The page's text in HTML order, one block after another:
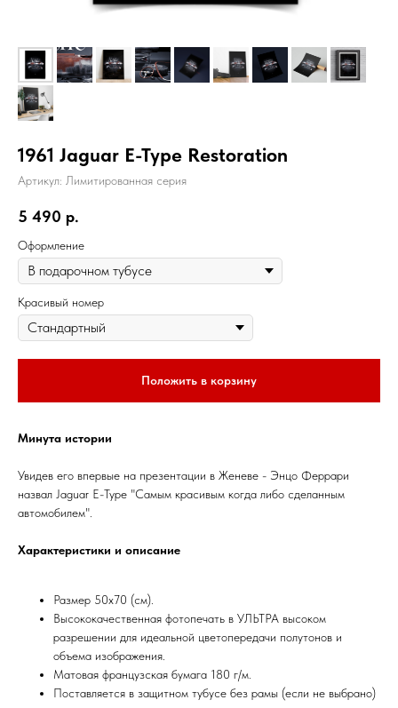
1961 Jaguar E-Type Restoration
Артикул: Лимитированная серия
5 490 р.
Оформление
Красивый номер
Положить в корзину
Минута истории
Увидев его впервые на презентации в Женеве - Энцо Феррари
назвал Jaguar E-Type "Самым красивым когда либо сделанным
автомобилем".
Характеристики и описание
Размер 50х70 (см).
Высококачественная фотопечать в УЛЬТРА высоком
разрешении для идеальной цветопередачи полутонов и
объема изображения.
Матовая французская бумага 180 г/м.
Поставляется в защитном тубусе без рамы (если не выбрано)